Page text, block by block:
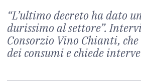
“L’ultimo decreto ha dato
durissimo al settore”.
Consorzio Vino Chianti,
dei consumi e chiede